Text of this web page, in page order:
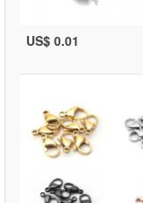
US$ 0.01